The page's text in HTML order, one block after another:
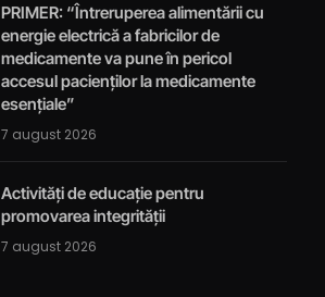
PRIMER: “Întreruperea alimentării cu
energie electrică a fabricilor de
medicamente va pune în pericol
accesul pacienților la medicamente
esențiale”
7 august 2026
Activități de educație pentru
promovarea integrității
7 august 2026